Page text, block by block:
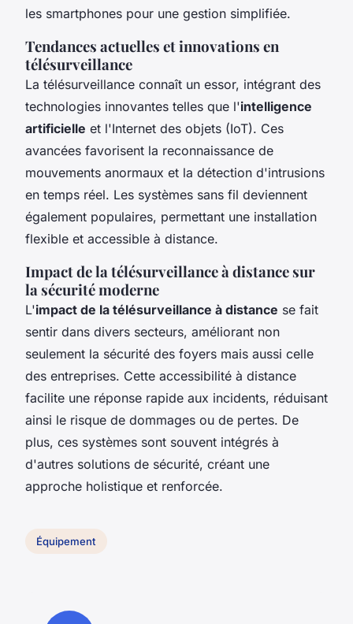
les smartphones pour une gestion simplifiée.
Tendances actuelles et innovations en
télésurveillance
La télésurveillance connaît un essor, intégrant des
technologies innovantes telles que l'intelligence
artificielle et l'Internet des objets (IoT). Ces
avancées favorisent la reconnaissance de
mouvements anormaux et la détection d'intrusions
en temps réel. Les systèmes sans fil deviennent
également populaires, permettant une installation
flexible et accessible à distance.
Impact de la télésurveillance à distance sur
la sécurité moderne
L'impact de la télésurveillance à distance se fait
sentir dans divers secteurs, améliorant non
seulement la sécurité des foyers mais aussi celle
des entreprises. Cette accessibilité à distance
facilite une réponse rapide aux incidents, réduisant
ainsi le risque de dommages ou de pertes. De
plus, ces systèmes sont souvent intégrés à
d'autres solutions de sécurité, créant une
approche holistique et renforcée.
Équipement